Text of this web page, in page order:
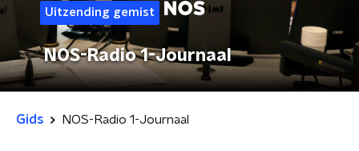
Uitzending gemist
NOS-Radio 1-Journaal
Gids NOS-Radio 1-Journaal